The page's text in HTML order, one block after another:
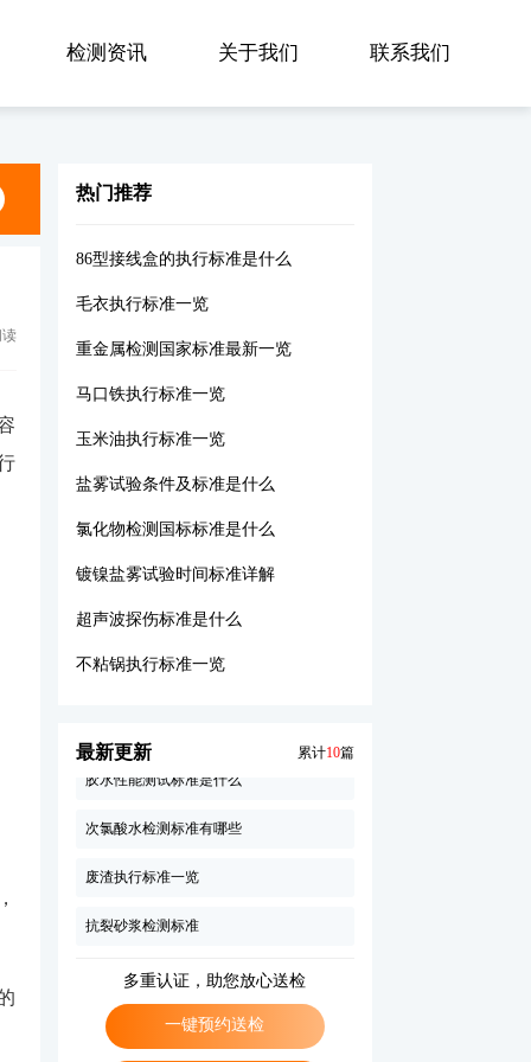
检测资讯 关于我们 联系我们
读
热门推荐
86型接线盒的执行标准是什么
毛衣执行标准一览
重金属检测国家标准最新一览
马口铁执行标准一览
玉米油执行标准一览
盐雾试验条件及标准是什么
氯化物检测国标标准是什么
镀镍盐雾试验时间标准详解
超声波探伤标准是什么
不粘锅执行标准一览
最新更新 累计10篇
絮凝剂执行标准一览
螺纹塞规检测标准一览
材料做防火等级检测多少钱
减震支座执行标准一览
絮凝剂执行标准一览
多重认证，助您放心送检
一键预约送检